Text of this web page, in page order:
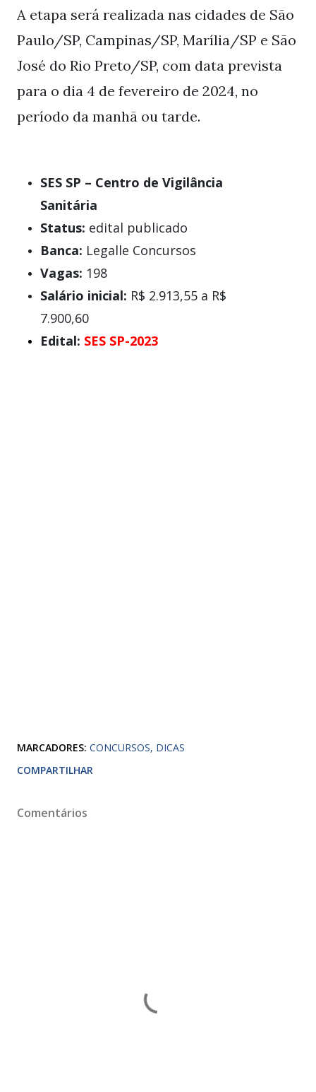
A etapa será realizada nas cidades de São
Paulo/SP, Campinas/SP, Marília/SP e São
José do Rio Preto/SP, com data prevista
para o dia 4 de fevereiro de 2024, no
período da manhã ou tarde.
SES SP – Centro de Vigilância
Sanitária
Status: edital publicado
Banca: Legalle Concursos
Vagas: 198
Salário inicial: R$ 2.913,55 a R$
7.900,60
Edital: SES SP-2023
MARCADORES: CONCURSOS DICAS
COMPARTILHAR
Comentários